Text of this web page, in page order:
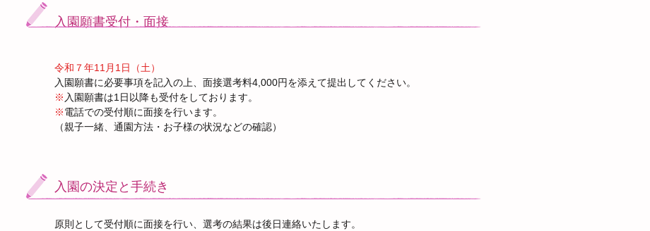
入園願書受付・面接
令和７年11月1日（土）
入園願書に必要事項を記入の上、面接選考料4,000円を添えて提出してください。
※ 入園願書は1日以降も受付をしております。
※電話での受付順に面接を行います。
（親子一緒、通園方法・お子様の状況などの確認）
入園の決定と手続き
原則として受付順に面接を行い、選考の結果は後日連絡いたします。